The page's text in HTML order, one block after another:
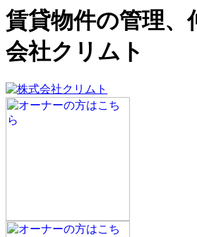
賃貸物件の管理
会社クリムト